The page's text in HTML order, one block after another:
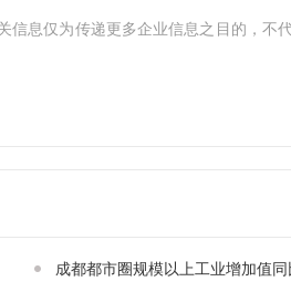
信息仅为传递更多企业信息之目的，不
成都都市圈规模以上工业增加值